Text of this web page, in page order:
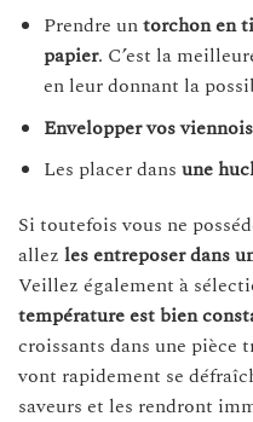
Prendre untorchon en
papier. C’est la
en leur donnant la
Envelopper vos
Les placer dans une
Si toutefois vous ne
allez les entreposer dans
Veillez également à
température est bien
croissants dans une pièce
vont rapidement se
saveurs et les rendront